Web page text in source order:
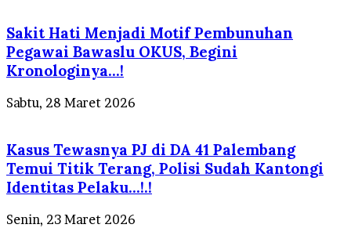
Sakit Hati Menjadi Motif Pembunuhan
Pegawai Bawaslu OKUS, Begini
Kronologinya…!
Sabtu, 28 Maret 2026
Kasus Tewasnya PJ di DA 41 Palembang
Temui Titik Terang, Polisi Sudah Kantongi
Identitas Pelaku…!.!
Senin, 23 Maret 2026